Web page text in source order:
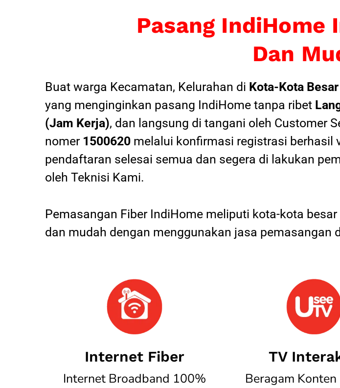
Pasang IndiHome
Dan
Buat warga Kecamatan, Kelurahan di Kota-Kota
yang menginginkan pasang IndiHome tanpa ribet
(Jam Kerja), dan langsung di tangani oleh Customer
nomer 1500620 melalui konfirmasi registrasi berhasil
pendaftaran selesai semua dan segera di lakukan
oleh Teknisi Kami.
Pemasangan Fiber IndiHome meliputi kota-kota besar
dan mudah dengan menggunakan jasa pemasangan
Internet Fiber
Internet Broadband 100%
TV
Beragam Konten